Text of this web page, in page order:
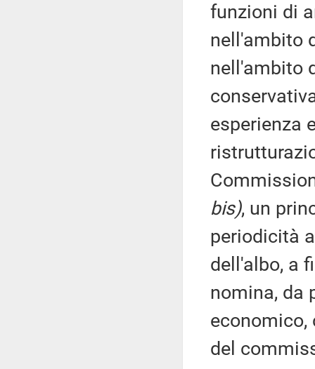
funzioni di
nell'ambito
nell'ambito
esperienza
bis), un
periodicità
dell'albo, a
nomina, da
economico,
del